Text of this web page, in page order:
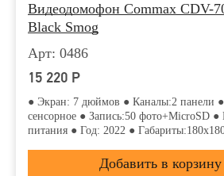
Видеодомофон Commax CDV-
Black Smog
Арт: 0486
15 220 Р
● Экран: 7 дюймов ● Каналы:2 панели
сенсорное ● Запись:50 фото+MicroSD
питания ● Год: 2022 ●